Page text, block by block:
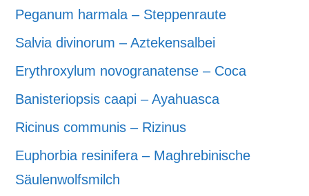
Peganum harmala – Steppenraute
Salvia divinorum – Aztekensalbei
Erythroxylum novogranatense – Coca
Banisteriopsis caapi – Ayahuasca
Ricinus communis – Rizinus
Euphorbia resinifera – Maghrebinische
Säulenwolfsmilch